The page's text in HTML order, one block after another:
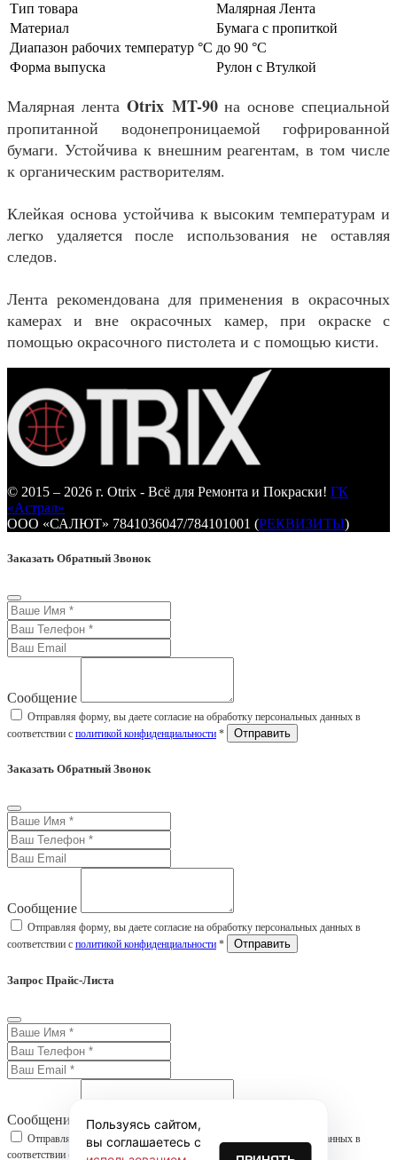
Тип товара
Малярная Лента
Материал
Бумага с пропиткой
Диапазон рабочих температур °С до 90 °C
Форма выпуска
Рулон с Втулкой
Малярная лента Otrix MT-90на основе специальной
пропитанной водонепроницаемой гофрированной
бумаги. Устойчива к внешним реагентам, в том числе
к органическим растворителям.
Клейкая основа устойчива к высоким температурам и
легко удаляется после использования не оставляя
следов.
Лента рекомендована для применения в окрасочных
камерах и вне окрасочных камер, при окраске с
помощью окрасочного пистолета и с помощью кисти.
© 2015 – 2026 г. Otrix - Всё для Ремонта и Покраски! ГК
«Астрал»
ООО «САЛЮТ» 7841036047/784101001 (РЕКВИЗИТЫ)
Заказать Обратный Звонок
Сообщение
Отправляя форму, вы даете согласие на обработку персональных данных в
соответствии с политикой конфиденциальности *
Заказать Обратный Звонок
Сообщение
Отправляя форму, вы даете согласие на обработку персональных данных в
соответствии с политикой конфиденциальности *
Запрос Прайс-Листа
Сообщение
Отправляя форму, вы даете согласие на обработку персональных данных в
соответствии с
Пользуясь сайтом,
вы соглашаетесь с